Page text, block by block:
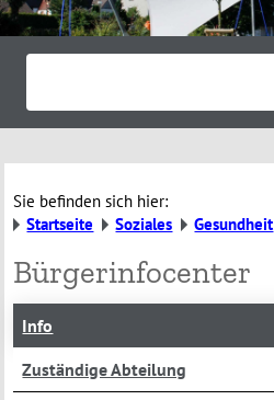
Sie befinden sich hier:
Startseite
Soziales Gesundheit
Bürgerinfocenter
Info
Zuständige Abteilung